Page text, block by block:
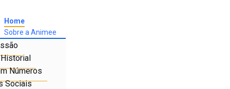
Home
Sobre a Animee
Números
Sociais